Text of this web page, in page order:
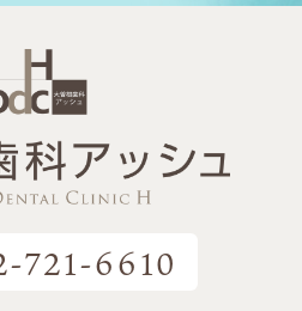
721-6610